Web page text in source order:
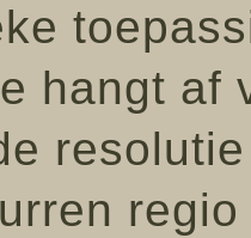
hangt af